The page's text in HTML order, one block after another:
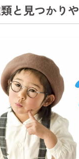
と見つかり